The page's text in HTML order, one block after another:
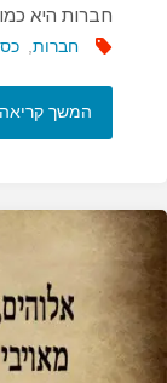
חברות היא
חברות,
המשך קריאה